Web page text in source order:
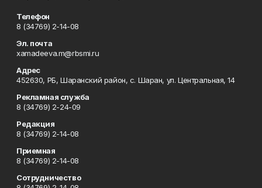
Телефон
8 (34769) 2-14-08
Эл. почта
xamadeeva.m@rbsmi.ru
Адрес
452630, РБ, Шаранский район, с. Шаран, ул. Центральная, 14
Рекламная служба
8 (34769) 2-24-09
Редакция
8 (34769) 2-14-08
Приемная
8 (34769) 2-14-08
Сотрудничество